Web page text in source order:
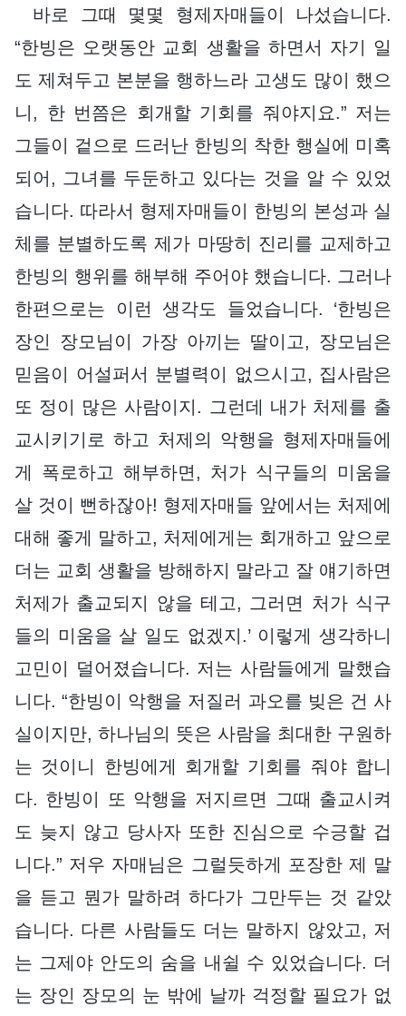
바로 그때 몇몇 형제자매들이 나섰습니다.
“한빙은 오랫동안 교회 생활을 하면서 자기 일
도 제쳐두고 본분을 행하느라 고생도 많이 했으
니, 한 번쯤은 회개할 기회를 줘야지요.” 저는
그들이 겉으로 드러난 한빙의 착한 행실에 미혹
되어, 그녀를 두둔하고 있다는 것을 알 수 있었
습니다. 따라서 형제자매들이 한빙의 본성과 실
체를 분별하도록 제가 마땅히 진리를 교제하고
한빙의 행위를 해부해 주어야 했습니다. 그러나
한편으로는 이런 생각도 들었습니다. ‘한빙은
장인 장모님이 가장 아끼는 딸이고, 장모님은
믿음이 어설퍼서 분별력이 없으시고, 집사람은
또 정이 많은 사람이지. 그런데 내가 처제를 출
교시키기로 하고 처제의 악행을 형제자매들에
게 폭로하고 해부하면, 처가 식구들의 미움을
살 것이 뻔하잖아! 형제자매들 앞에서는 처제에
대해 좋게 말하고, 처제에게는 회개하고 앞으로
더는 교회 생활을 방해하지 말라고 잘 얘기하면
처제가 출교되지 않을 테고, 그러면 처가 식구
들의 미움을 살 일도 없겠지.’ 이렇게 생각하니
고민이 덜어졌습니다. 저는 사람들에게 말했습
니다. “한빙이 악행을 저질러 과오를 빚은 건 사
실이지만, 하나님의 뜻은 사람을 최대한 구원하
는 것이니 한빙에게 회개할 기회를 줘야 합니
다. 한빙이 또 악행을 저지르면 그때 출교시켜
도 늦지 않고 당사자 또한 진심으로 수긍할 겁
니다.” 저우 자매님은 그럴듯하게 포장한 제 말
을 듣고 뭔가 말하려 하다가 그만두는 것 같았
습니다. 다른 사람들도 더는 말하지 않았고, 저
는 그제야 안도의 숨을 내쉴 수 있었습니다. 더
는 장인 장모의 눈 밖에 날까 걱정할 필요가 없